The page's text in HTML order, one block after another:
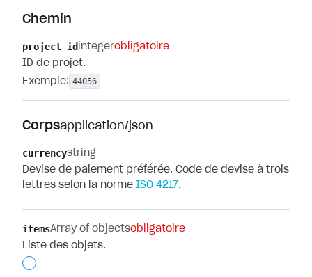
Chemin
project_id integerobligatoire
ID de projet.
Exemple: 44056
Corpsapplication/json
currencystring
Devise de paiement préférée. Code de devise à trois
lettres selon la norme ISO 4217.
itemsArray of objectsobligatoire
Liste des objets.
-